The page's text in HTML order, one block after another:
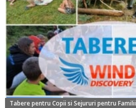
Tabere pentru Copii si Sejururi pentru Familii